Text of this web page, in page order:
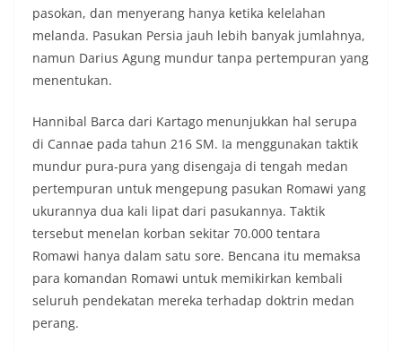
pasokan, dan menyerang hanya ketika kelelahan
melanda. Pasukan Persia jauh lebih banyak jumlahnya,
namun Darius Agung mundur tanpa pertempuran yang
menentukan.
Hannibal Barca dari Kartago menunjukkan hal serupa
di Cannae pada tahun 216 SM. Ia menggunakan taktik
mundur pura-pura yang disengaja di tengah medan
pertempuran untuk mengepung pasukan Romawi yang
ukurannya dua kali lipat dari pasukannya. Taktik
tersebut menelan korban sekitar 70.000 tentara
Romawi hanya dalam satu sore. Bencana itu memaksa
para komandan Romawi untuk memikirkan kembali
seluruh pendekatan mereka terhadap doktrin medan
perang.